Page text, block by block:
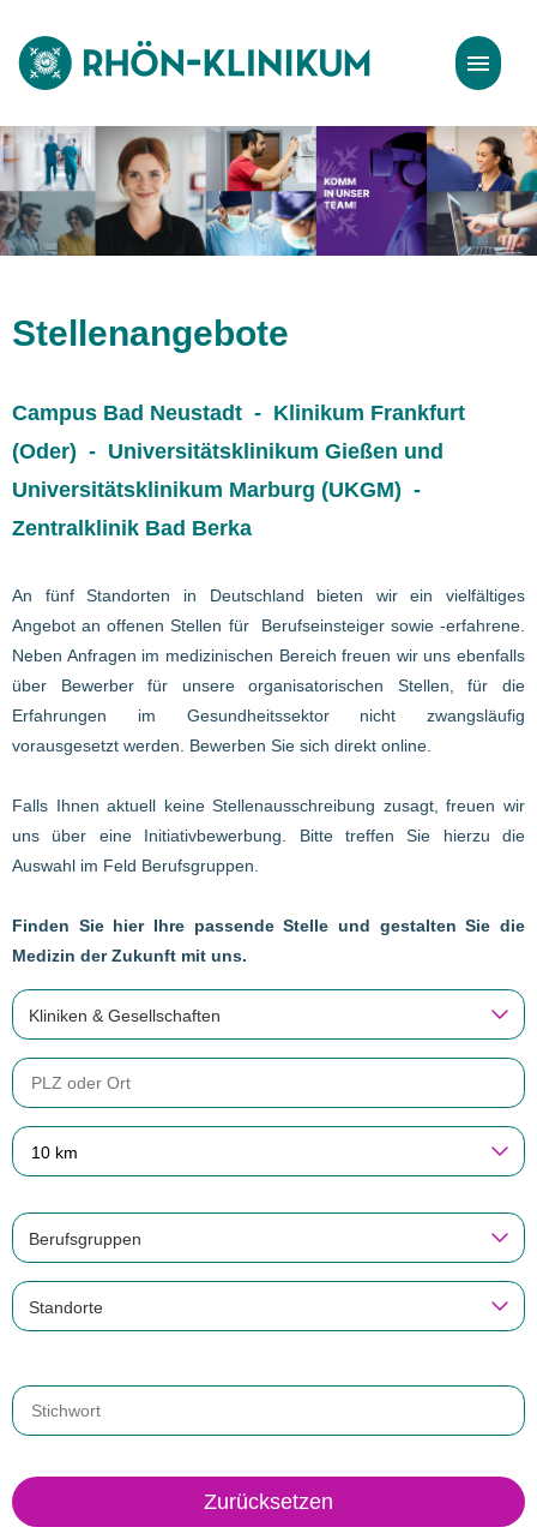
Stellenangebote
Bewerbungstipps
Stellenangebote
Campus Bad Neustadt - Klinikum Frankfurt
(Oder) - Universitätsklinikum Gießen und
Universitätsklinikum Marburg (UKGM) -
Zentralklinik Bad Berka
An fünf Standorten in Deutschland bieten wir ein vielfältiges
Angebot an offenen Stellen für Berufseinsteiger sowie -erfahrene.
Neben Anfragen im medizinischen Bereich freuen wir uns ebenfalls
über Bewerber für unsere organisatorischen Stellen, für die
Erfahrungen im Gesundheitssektor nicht zwangsläufig
vorausgesetzt werden. Bewerben Sie sich direkt online.
Falls Ihnen aktuell keine Stellenausschreibung zusagt, freuen wir
uns über eine Initiativbewerbung. Bitte treffen Sie hierzu die
Auswahl im Feld Berufsgruppen.
Finden Sie hier Ihre passende Stelle und gestalten Sie die
Medizin der Zukunft mit uns.
Kliniken & Gesellschaften
10 km
Berufsgruppen
Standorte
Zurücksetzen